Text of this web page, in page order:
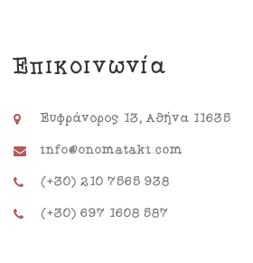
Επικοινωνία
Ευφράνορος 13, Αθήνα 11635
info@onomataki.com
(+30) 210 7565 938
(+30) 697 1608 587